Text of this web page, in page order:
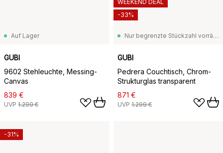
Auf Lager
GUBI
9602 Stehleuchte, Messing-
Canvas
839 €
UVP 1.299 €
Nur begrenzte Stückzahl vorrätig
GUBI
Pedrera Couchtisch, Chrom-
Strukturglas transparent
871 €
UVP 1.299 €
WEEKEND DEAL
-33%
-31%